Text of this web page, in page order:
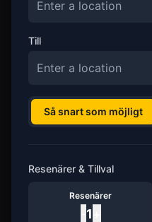
Till
Så snart som möjligt
Resenärer & Tillval
Resenärer
1